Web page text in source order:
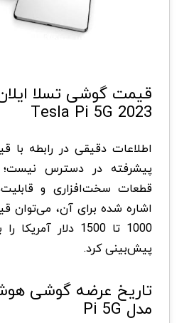
قیمت گوشی تسلا
Tesla Pi 5G 2023
اطلاعات دقیقی در رابطه
پیشرفته در دسترس نیست؛
قطعات سخت‌افزاری و
اشاره شده برای آن، می‌توان
1000 تا 1500 دلار
پیش‌بینی کرد.
تاریخ عرضه گوشی
مدل Pi 5G